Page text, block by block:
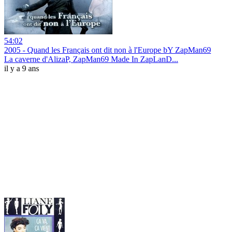
54:02
2005 - Quand les Français ont dit non à l'Europe bY ZapMan69
La caverne d'AlizaP, ZapMan69 Made In ZapLanD...
il y a 9 ans